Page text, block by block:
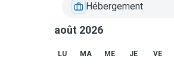
Hébergement
août 2026
LU MA ME JE VE